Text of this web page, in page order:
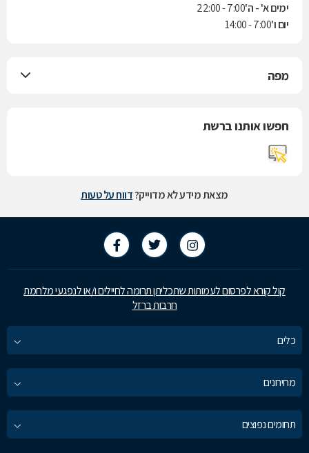
ימים א' - ה'7:00 - 22:00
יום ו'7:00 - 14:00
מפה
חפשו אותנו ברשת
מצאת מידע לא מדוייק?דווח על טעות
קול קורא לפרסום לעמותות שתכליתן תרומה לחיילים ו/או לנפגעי מלחמת
חרבות ברזל
כלים
מחירונים
תחומים נפוצים